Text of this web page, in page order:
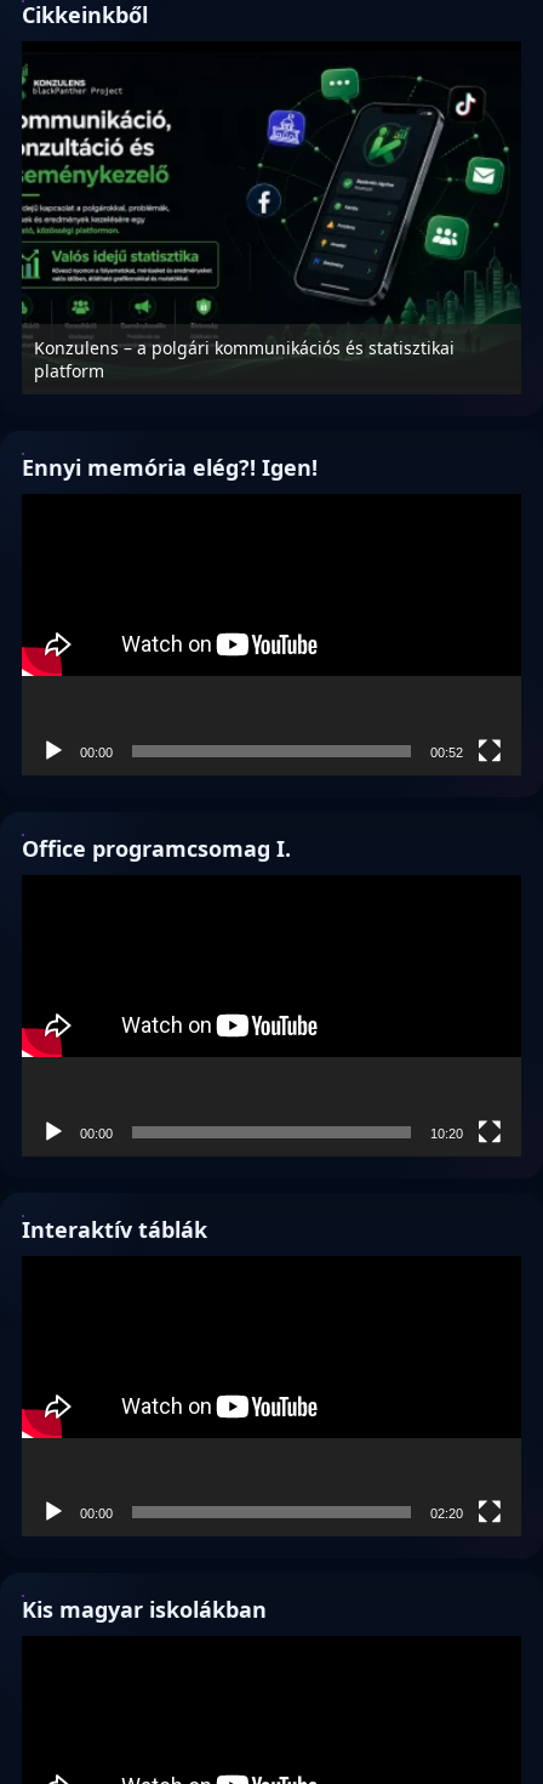
Cikkeinkből
Konzulens – a polgári kommunikációs és statisztikai
platform
Ennyi memória elég?! Igen!
00:00 00:52
Office programcsomag I.
00:00 10:20
Interaktív táblák
00:00 02:20
Kis magyar iskolákban